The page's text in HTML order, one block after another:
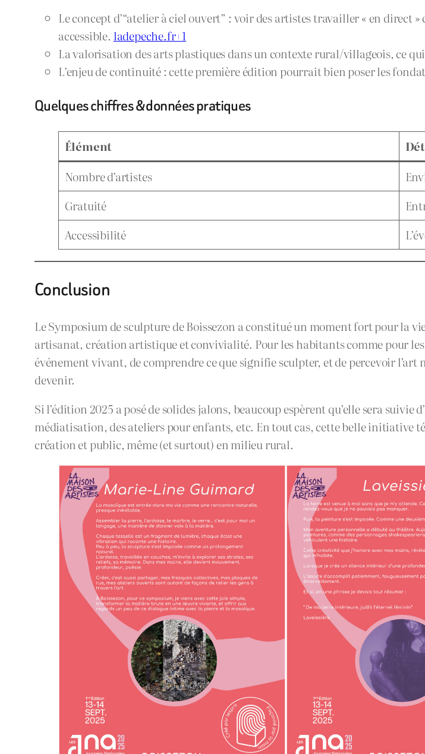
Le concept d’“atelier à ciel ouvert” : voir des artistes travailler « en
accessible. ladepeche.fr+1
La valorisation des arts plastiques dans un contexte rural/villageois, ce
L’enjeu de continuité : cette première édition pourrait bien poser les
Quelques chiffres & données pratiques
Élément
Nombre d’artistes
Gratuité
Accessibilité
Conclusion
Le Symposium de sculpture de Boissezon a constitué un moment fort pour la
artisanat, création artistique et convivialité. Pour les habitants comme pour
événement vivant, de comprendre ce que signifie sculpter, et de percevoir
devenir.
Si l’édition 2025 a posé de solides jalons, beaucoup espèrent qu’elle sera
médiatisation, des ateliers pour enfants, etc. En tout cas, cette belle initiative
création et public, même (et surtout) en milieu rural.